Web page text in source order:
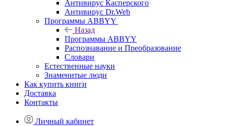
Антивирус Касперского
Антивирус Dr.Web
Программы ABBYY
Назад
Программы ABBYY
Распознавание и Преобразование
Словари
Естественные науки
Знаменитые люди
Как купить книги
Доставка
Контакты
Личный кабинет